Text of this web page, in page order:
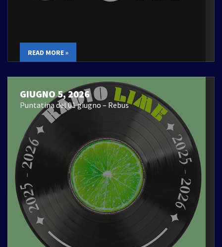
READ MORE »
GIUGNO 5, 2026
Puntatina del 01 giugno – Rebus